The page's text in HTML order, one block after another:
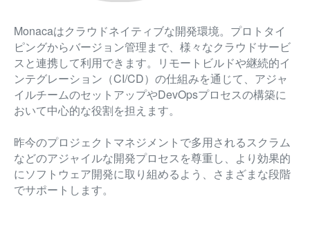
Monacaはクラウドネイティブな開発環境。プロトタイ
ピングからバージョン管理まで、様々なクラウドサービ
スと連携して利用できます。リモートビルドや継続的イ
ンテグレーション（CI/CD）の仕組みを通じて、アジャ
イルチームのセットアップやDevOpsプロセスの構築に
おいて中心的な役割を担えます。
昨今のプロジェクトマネジメントで多用されるスクラム
などのアジャイルな開発プロセスを尊重し、より効果的
にソフトウェア開発に取り組めるよう、さまざまな段階
でサポートします。